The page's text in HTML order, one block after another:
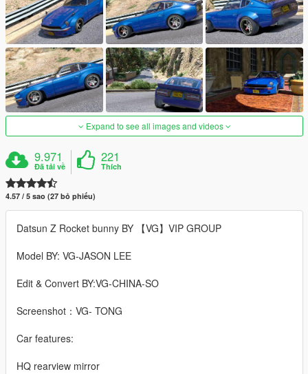
Expand to see all images and videos
9.971
Đã tải về
221
Thích
4.57 / 5 sao (27 bỏ phiếu)
Datsun Z Rocket bunny BY 【VG】VIP GROUP
Model BY: VG-JASON LEE
Edit & Convert BY:VG-CHINA-SO
Screenshot：VG- TONG
Car features:
HQ rearview mirror